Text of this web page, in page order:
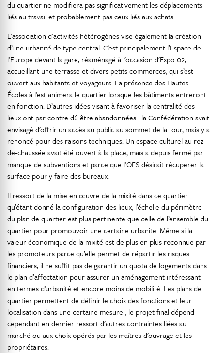
du quartier ne modifiera pas significativement les déplacements
liés au travail et probablement pas ceux liés aux achats.
L’association d’activités hétérogènes vise également la création
d’une urbanité de type central. C’est principalement l’Espace de
l’Europe devant la gare, réaménagé à l’occasion d’Expo 02,
accueillant une terrasse et divers petits commerces, qui s’est
ouvert aux habitants et voyageurs. La présence des Hautes
Écoles à l’est animera le quartier lorsque les bâtiments entreront
en fonction. D’autres idées visant à favoriser la centralité des
lieux ont par contre dû être abandonnées : la Confédération avait
envisagé d’offrir un accès au public au sommet de la tour, mais y a
renoncé pour des raisons techniques. Un espace culturel au rez-
de-chaussée avait été ouvert à la place, mais a depuis fermé par
manque de subventions et parce que l’OFS désirait récupérer la
surface pour y faire des bureaux.
Il ressort de la mise en œuvre de la mixité dans ce quartier
qu’étant donné la configuration des lieux, l’échelle du périmètre
du plan de quartier est plus pertinente que celle de l’ensemble du
quartier pour promouvoir une certaine urbanité. Même si la
valeur économique de la mixité est de plus en plus reconnue par
les promoteurs parce qu’elle permet de répartir les risques
financiers, il ne suffit pas de garantir un quota de logements dans
le plan d’affectation pour assurer un aménagement intéressant
en termes d’urbanité et encore moins de mobilité. Les plans de
quartier permettent de définir le choix des fonctions et leur
localisation dans une certaine mesure ; le projet final dépend
cependant en dernier ressort d’autres contraintes liées au
marché ou aux choix opérés par les maîtres d’ouvrage et les
propriétaires.